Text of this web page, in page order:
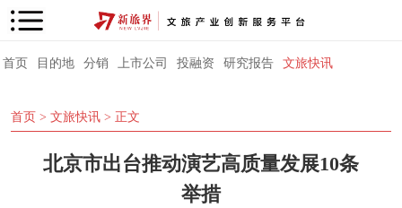
首页 目的地 分销 上市公司 投融资 研究报告 文旅快讯
首页 > 文旅快讯 > 正文
北京市出台推动演艺高质量发展10条
举措